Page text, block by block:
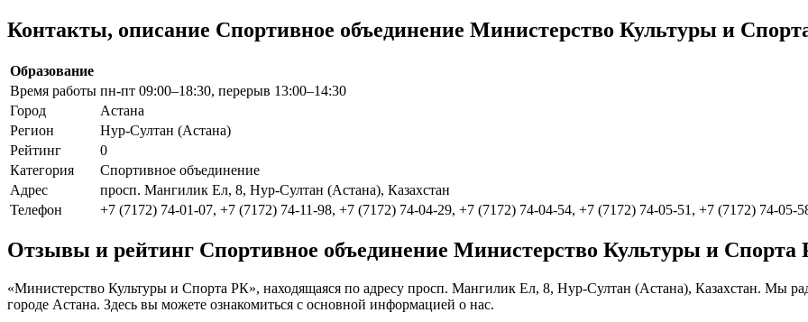
Контакты, описание Спортивное объединение Министерство Культуры и
Образование
Время работы пн-пт 09:00–18:30, перерыв 13:00–14:30
Город
Астана
Регион
Нур-Султан (Астана)
Рейтинг
0
Категория
Спортивное объединение
Адрес
просп. Мангилик Ел, 8, Нур-Султан (Астана), Казахстан
Телефон
+7 (7172) 74-01-07, +7 (7172) 74-11-98, +7 (7172) 74-04-29, +7 (7172) 74-04-54, +7 (7172) 74-05-51, +7 (7172) 74-05-
Отзывы и рейтинг Спортивное объединение Министерство Культуры и Спорта
«Министерство Культуры и Спорта РК», находящаяся по адресу просп. Мангилик Ел, 8, Нур-Султан (Астана), Казахстан. Мы
городе Астана. Здесь вы можете ознакомиться с основной информацией о нас.